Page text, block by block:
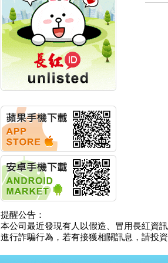
計畫
明緯企業:明緯永續科技
競賽 以電源驅動善的力
量
秀育企業:秀育SHO-U儲
能系統 獲國內首張CNS
認證
聯博投信:聯博00404A
華旭先進:代重要子公司
碩通散熱股份有限公司
公告董事會通過發言人
及代理發
華旭先進:代重要子公司
碩通散熱股份有限公司
公告董事會決議發行員
工認股權
華旭先進:代重要子公司
碩通散熱股份有限公司
公告董事會追認113年
向關係
提醒公告：
本公司最近發現有人以假造、冒用長紅資
進行詐騙行為，若有接獲相關訊息，請投